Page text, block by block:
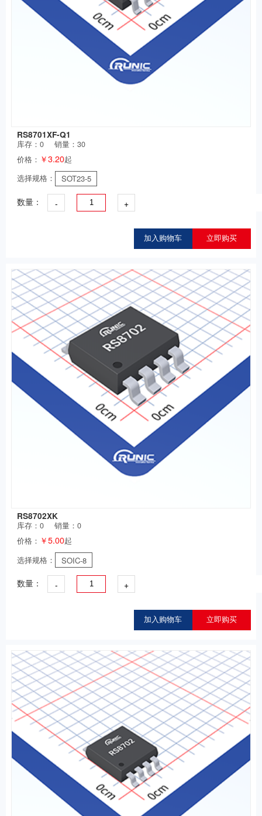
RS8701XF-Q1
库存：0
销量：30
价格： ￥3.20起
选择规格：
SOT23-5
数量： - +
加入购物车 立即购买
RS8702XK
库存：0
销量：0
价格： ￥5.00起
选择规格：
SOIC-8
数量： - +
加入购物车 立即购买